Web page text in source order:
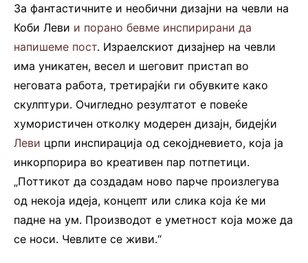
За фантастичните и необични дизајни на чевли на
Коби Леви и порано бевме инспирирани да
напишеме пост. Израелскиот дизајнер на чевли
има уникатен, весел и шеговит пристап во
неговата работа, третирајќи ги обувките како
скулптури. Очигледно резултатот е повеќе
хумористичен отколку модерен дизајн, бидејќи
Леви црпи инспирација од секојдневието, која ја
инкорпорира во креативен пар потпетици.
„Поттикот да создадам ново парче произлегува
од некоја идеја, концепт или слика која ќе ми
падне на ум. Производот е уметност која може да
се носи. Чевлите се живи.“.